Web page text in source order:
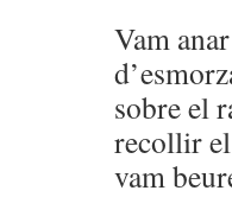
Vam
sobre el
recollir el
vam